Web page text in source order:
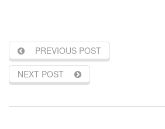
PREVIOUS POST
NEXT POST